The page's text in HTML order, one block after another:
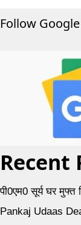
Follow
Recent
पी0एम0 सूर्य घर
Pankaj Udaas